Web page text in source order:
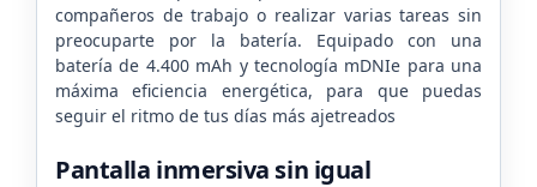
compañeros de trabajo o realizar varias tareas sin
preocuparte por la batería. Equipado con una
batería de 4.400 mAh y tecnología mDNIe para una
máxima eficiencia energética, para que puedas
seguir el ritmo de tus días más ajetreados
Pantalla inmersiva sin igual